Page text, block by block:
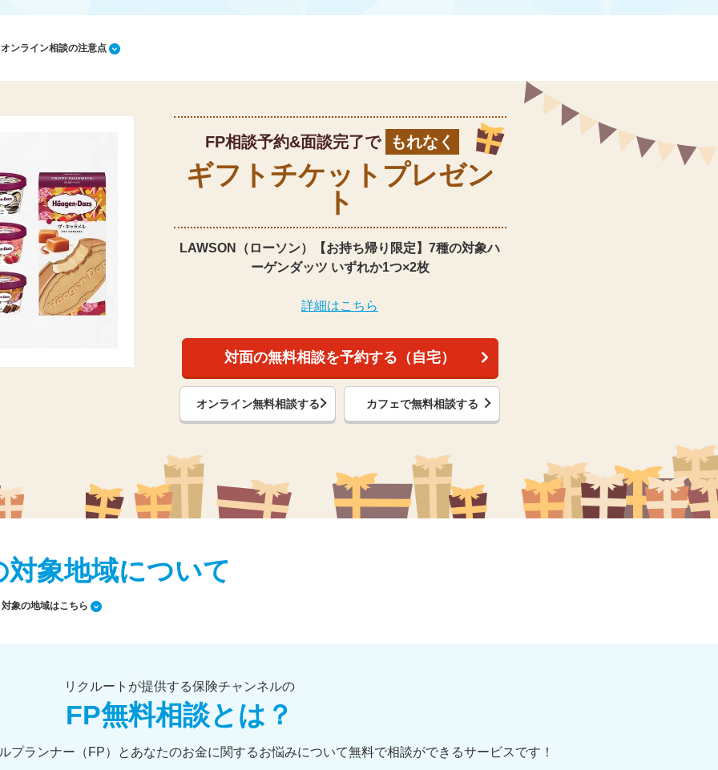
ンライン相談の注意点
FP相談予約&面談完了で もれなく
ギフトチケット プレゼン
ト
LAWSON（ローソン）【お持ち帰り限定】 7種の対象ハ
ーゲンダッツ いずれか1つ×2枚
詳細はこちら
対面の無料相談を予約する（自宅）
オンライン無料相談する カフェで無料相談する
対象地域について
対象の地域はこちら
リクルートが提供する保険チャンネルの
FP無料相談とは？
プランナー（FP）とあなたのお金に関するお悩みについて無料で相談ができるサービスです！